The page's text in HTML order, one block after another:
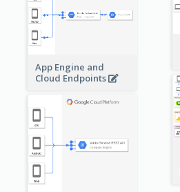
App Engine and
Cloud Endpoints